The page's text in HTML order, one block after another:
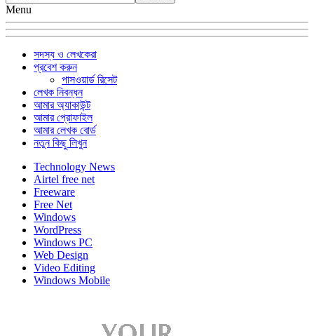
Menu
সদস্য ও লেখকেরা
প্রবেশ করুন
পাসওয়ার্ড রিসেট
লেখক নিবন্ধন
আমার অ্যাকাউন্ট
আমার প্রোফাইল
আমার লেখক বোর্ড
নতুন কিছু লিখুন
Technology News
Airtel free net
Freeware
Free Net
Windows
WordPress
Windows PC
Web Design
Video Editing
Windows Mobile